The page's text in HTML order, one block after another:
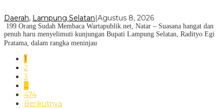
Daerah, Lampung Selatan Agustus 8, 2026
199 Orang Sudah Membaca Wartapublik.net, Natar – Suasana hangat dan
penuh haru menyelimuti kunjungan Bupati Lampung Selatan, Radityo Egi
Pratama, dalam rangka meninjau
1
2
3
…
474
Berikutnya